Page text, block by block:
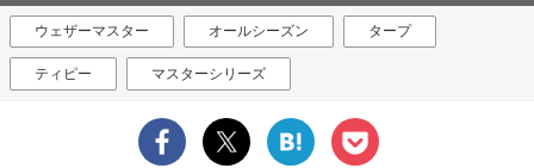
ウェザーマスター オールシーズン タープ
ティピー マスターシリーズ